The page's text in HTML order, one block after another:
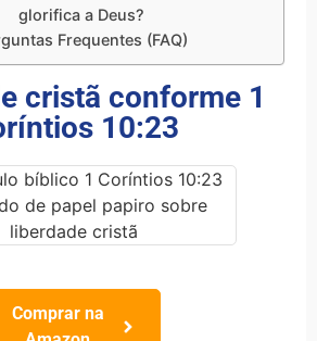
glorifica a Deus?
Frequentes (FAQ)
cristã conforme 1
10:23
Comprar na